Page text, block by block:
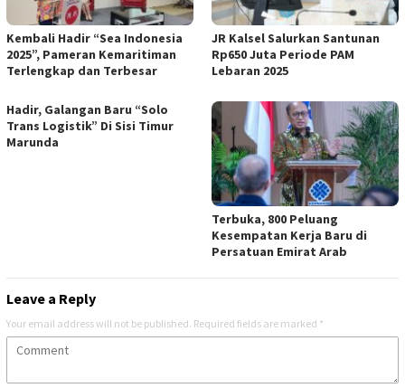
Kembali Hadir “Sea Indonesia
2025”, Pameran Kemaritiman
Terlengkap dan Terbesar
JR Kalsel Salurkan Santunan
Rp650 Juta Periode PAM
Lebaran 2025
Hadir, Galangan Baru “Solo
Trans Logistik” Di Sisi Timur
Marunda
Terbuka, 800 Peluang
Kesempatan Kerja Baru di
Persatuan Emirat Arab
Leave a Reply
Your email address will not be published. Required fields are marked *